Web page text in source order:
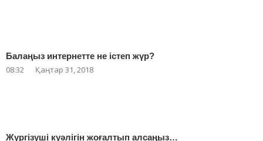
Балаңыз интернетте не істеп жүр?
08:32 Қаңтар 31, 2018
Жүргізуші куәлігін жоғалтып алсаңыз…